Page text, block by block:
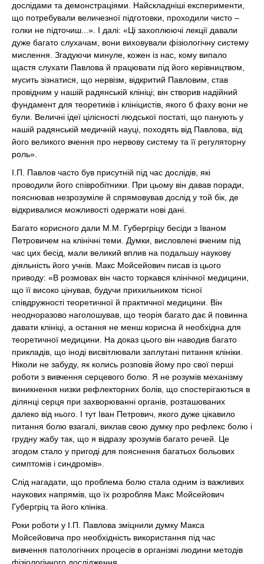
дослідами та демонстраціями. Найскладніші експерименти,
що потребували величезної підготовки, проходили чисто –
голки не підточиш...». І далі: «Ці захоплюючі лекції давали
дуже багато слухачам, вони виховували фізіологічну систему
мислення. Згадуючи минуле, кожен із нас, кому випало
щастя слухати Павлова й працювати під його керівництвом,
мусить зізнатися, що нервізм, відкритий Павловим, став
провідним у нашій радянській клініці; він створив надійний
фундамент для теоретиків і клініцистів, якого б фаху вони не
були. Величні ідеї цілісності людської постаті, що панують у
нашій радянській медичній науці, походять від Павлова, від
його великого вчення про нервову систему та її регуляторну
роль».
І.П. Павлов часто був присутній під час дослідів, які
проводили його співробітники. При цьому він давав поради,
пояснював незрозуміле й спрямовував дослід у той бік, де
відкривалися можливості одержати нові дані.
Багато корисного дали М.М. Губергріцу бесіди з Іваном
Петровичем на клінічні теми. Думки, висловлені вченим під
час цих бесід, мали великий вплив на подальшу наукову
діяльність його учнів. Макс Мойсейович писав із цього
приводу: «В розмовах він часто торкався клінічної медицини,
що її високо цінував, будучи прихильником тісної
співдружності теоретичної й практичної медицини. Він
неодноразово наголошував, що теорія багато дає й повинна
давати клініці, а остання не менш корисна й необхідна для
теоретичної медицини. На доказ цього він наводив багато
прикладів, що іноді висвітлювали заплутані питання клініки.
Ніколи не забуду, як колись розповів йому про свої перші
роботи з вивчення серцевого болю. Я не розумів механізму
виникнення низки рефлекторних болів, що спостерігаються в
ділянці серця при захворюванні органів, розташованих
далеко від нього. І тут Іван Петрович, якого дуже цікавило
питання болю взагалі, виклав свою думку про рефлекс болю і
грудну жабу так, що я відразу зрозумів багато речей. Це
згодом стало у пригоді для пояснення багатьох больових
симптомів і синдромів».
Слід нагадати, що проблема болю стала одним із важливих
наукових напрямів, що їх розробляв Макс Мойсейович
Губергріц та його клініка.
Роки роботи у І.П. Павлова зміцнили думку Макса
Мойсейовича про необхідність використання під час
вивчення патологічних процесів в організмі людини методів